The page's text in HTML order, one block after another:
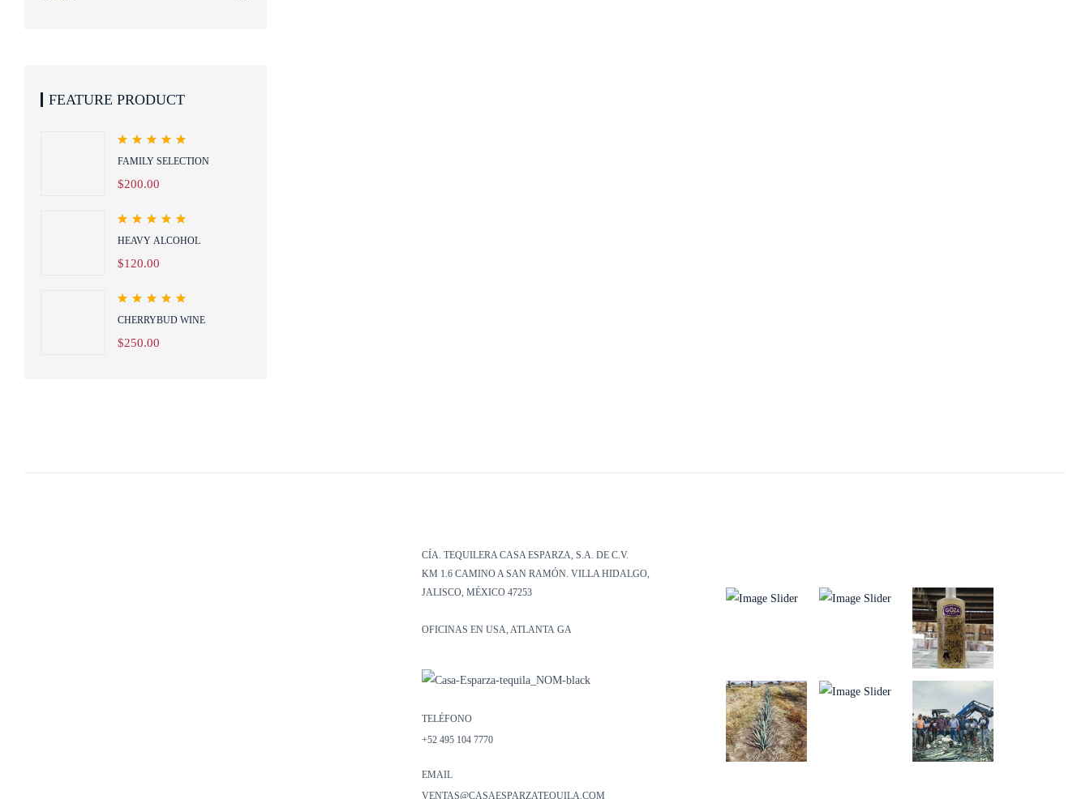
FEATURE PRODUCT
5.00de 5
FAMILY SELECTION
$200.00
5.00de 5
HEAVY ALCOHOL
$120.00
5.00de 5
CHERRYBUD WINE
$250.00
CÍA. TEQUILERA CASA ESPARZA, S.A. DE C.V.
KM 1.6 CAMINO A SAN RAMÓN. VILLA HIDALGO,
JALISCO, MÉXICO 47253
OFICINAS EN USA, ATLANTA GA
TELÉFONO
+52 495 104 7770
EMAIL
VENTAS@CASAESPARZATEQUILA.COM